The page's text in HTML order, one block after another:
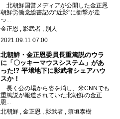
北朝鮮国営メディアが公開した金正恩
朝鮮労働党総書記の“近影”に衝撃が走
っ...
金正恩
影武者
別人
2021.09.11 07:00
北朝鮮・金正恩委員長重篤説のウラ
に「〇ッキーマウスシステム」があ
った!? 平壌地下に影武者シェアハウ
スか！
長く公の場から姿を消し、米CNNでも
重篤説が報道されていた北朝鮮の金正
恩...
北朝鮮
金正恩 影武者
須垣泰樹